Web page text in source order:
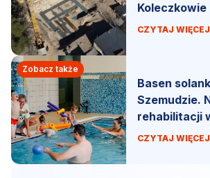
Koleczkowie
tempa!
CZYTAJ WIĘCEJ
Zobacz także
Basen
Szemudzie.
rehabilitacji
CZYTAJ WIĘCEJ